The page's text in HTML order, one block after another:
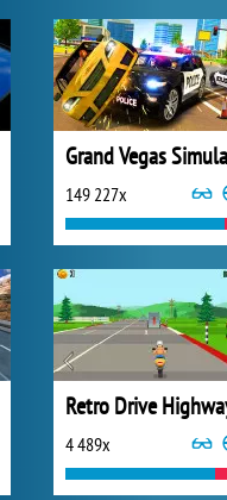
149 227x
Retro Drive
4 489x